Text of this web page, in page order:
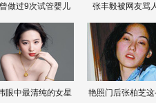
做过9次试管婴儿 张丰毅被网友骂
眼中最清纯的女星 艳照门后张柏芝